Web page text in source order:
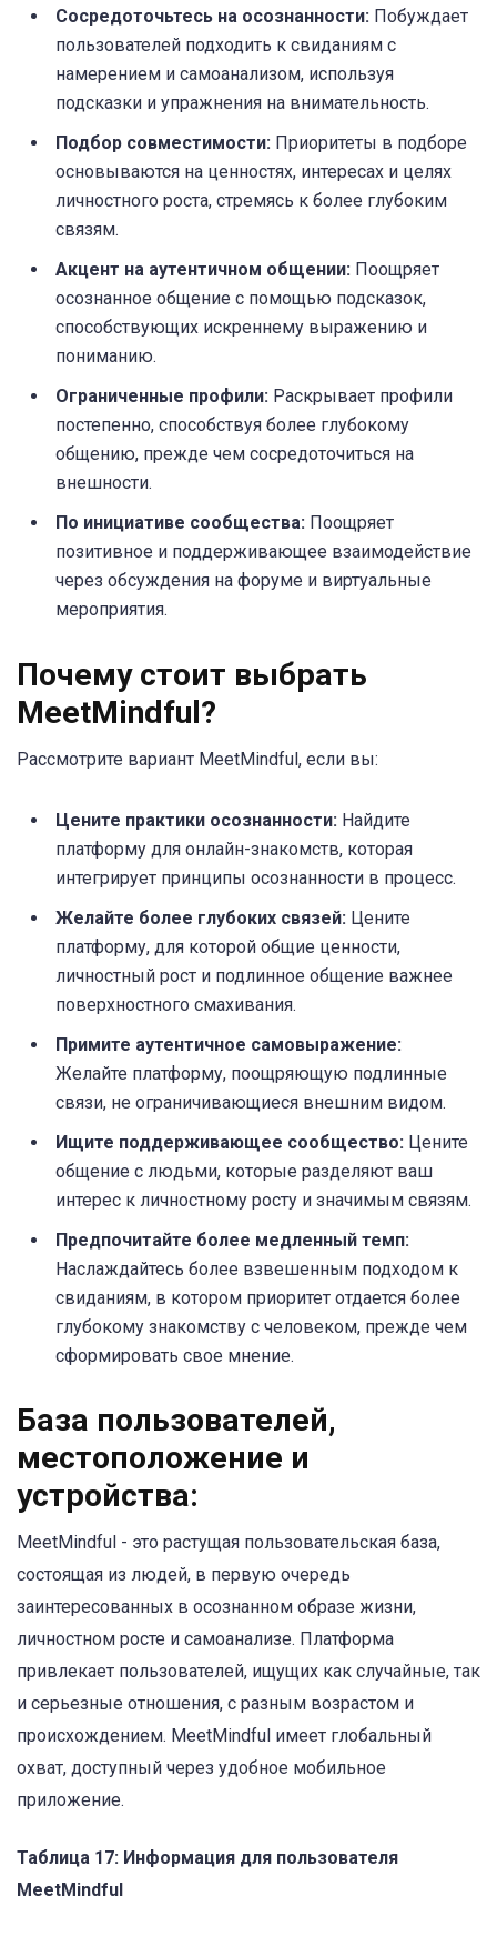
Сосредоточьтесь на осознанности: Побуждает
пользователей подходить к свиданиям с
намерением и самоанализом, используя
подсказки и упражнения на внимательность.
Подбор совместимости: Приоритеты в подборе
основываются на ценностях, интересах и целях
личностного роста, стремясь к более глубоким
связям.
Акцент на аутентичном общении: Поощряет
осознанное общение с помощью подсказок,
способствующих искреннему выражению и
пониманию.
Ограниченные профили: Раскрывает профили
постепенно, способствуя более глубокому
общению, прежде чем сосредоточиться на
внешности.
По инициативе сообщества: Поощряет
позитивное и поддерживающее взаимодействие
через обсуждения на форуме и виртуальные
мероприятия.
Почему стоит выбрать
MeetMindful?
Рассмотрите вариант MeetMindful, если вы:
Цените практики осознанности: Найдите
платформу для онлайн-знакомств, которая
интегрирует принципы осознанности в процесс.
Желайте более глубоких связей: Цените
платформу, для которой общие ценности,
личностный рост и подлинное общение важнее
поверхностного смахивания.
Примите аутентичное самовыражение:
Желайте платформу, поощряющую подлинные
связи, не ограничивающиеся внешним видом.
Ищите поддерживающее сообщество: Цените
общение с людьми, которые разделяют ваш
интерес к личностному росту и значимым связям.
Предпочитайте более медленный темп:
Наслаждайтесь более взвешенным подходом к
свиданиям, в котором приоритет отдается более
глубокому знакомству с человеком, прежде чем
сформировать свое мнение.
База пользователей,
местоположение и
устройства:
MeetMindful - это растущая пользовательская база,
состоящая из людей, в первую очередь
заинтересованных в осознанном образе жизни,
личностном росте и самоанализе. Платформа
привлекает пользователей, ищущих как случайные, так
и серьезные отношения, с разным возрастом и
происхождением. MeetMindful имеет глобальный
охват, доступный через удобное мобильное
приложение.
Таблица 17: Информация для пользователя
MeetMindful